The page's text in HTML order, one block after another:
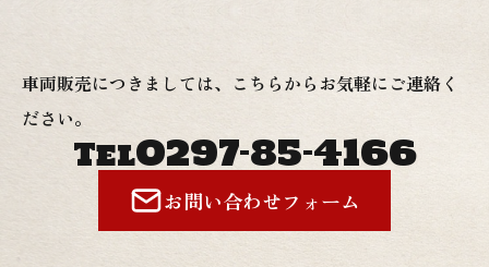
ルクはシビアで、締めすぎるとハンドリングが重くな
り、軽すぎるとガタが出てしまいます。スイングアーム
も全分解を行い、各所ベアリングのチェックと清掃を行
っていきます。、、、、、、、、、、、、結局全部交換
です（笑）ホイールベアリングも全て交換をしてチェー
車両販売につきましては、こちらからお気軽にご連絡く
ださい。
Tel0297-85-4166
お問い合わせフォーム